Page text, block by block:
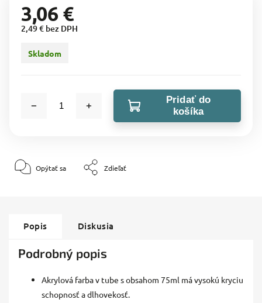
3,06 €
2,49 € bez DPH
Skladom
Pridať do
košíka
Opýtať sa Zdieľať
Popis Diskusia
Podrobný popis
Akrylová farba v tube s obsahom 75ml má vysokú kryciu
schopnosť a dlhovekosť.